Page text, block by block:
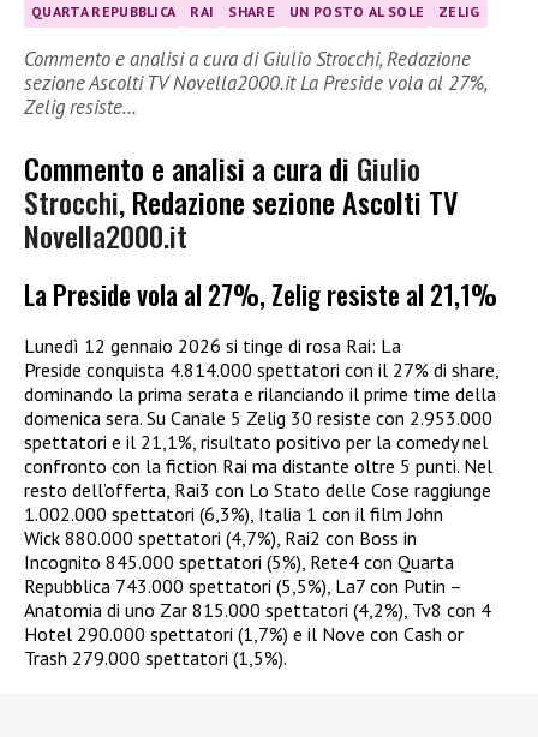
QUARTA REPUBBLICA
RAI SHARE UN POSTO AL SOLE ZELIG
Commento e analisi a cura di Giulio Strocchi, Redazione
sezione Ascolti TV Novella2000.it La Preside vola al 27%,
Zelig resiste…
Commento e analisi a cura di Giulio
Strocchi, Redazione sezione Ascolti TV
Novella2000.it
La Preside vola al 27%, Zelig resiste al 21,1%
Lunedì 12 gennaio 2026 si tinge di rosa Rai: La
Preside conquista 4.814.000 spettatori con il 27% di share,
dominando la prima serata e rilanciando il prime time della
domenica sera. Su Canale 5 Zelig 30 resiste con 2.953.000
spettatori e il 21,1%, risultato positivo per la comedy nel
confronto con la fiction Rai ma distante oltre 5 punti. Nel
resto dell’offerta, Rai3 con Lo Stato delle Cose raggiunge
1.002.000 spettatori (6,3%), Italia 1 con il film John
Wick 880.000 spettatori (4,7%), Rai2 con Boss in
Incognito 845.000 spettatori (5%), Rete4 con Quarta
Repubblica 743.000 spettatori (5,5%), La7 con Putin –
Anatomia di uno Zar 815.000 spettatori (4,2%), Tv8 con 4
Hotel 290.000 spettatori (1,7%) e il Nove con Cash or
Trash 279.000 spettatori (1,5%).​